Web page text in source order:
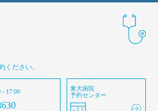
ください。
- 17:00
東大病院
予約センター